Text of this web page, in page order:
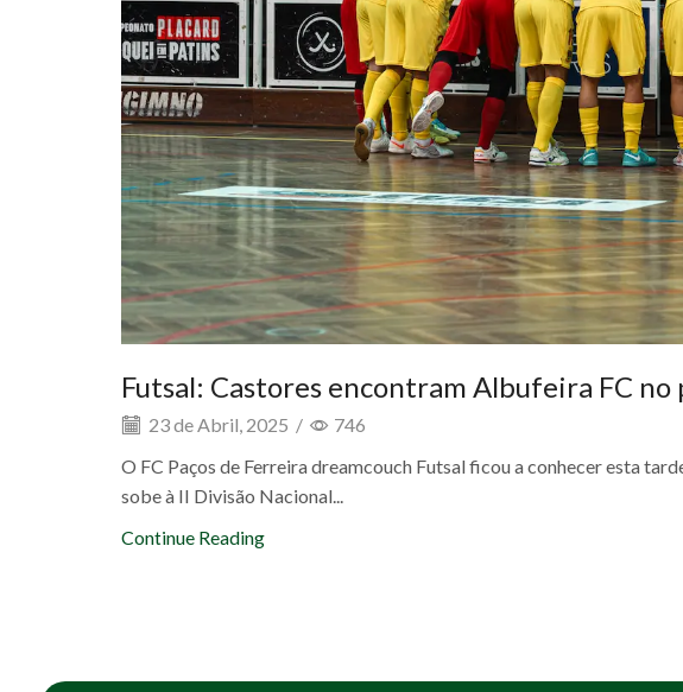
Futsal: Castores encontram Albufeira FC
23 de Abril, 2025 /
746
O FC Paços de Ferreira dreamcouch Futsal ficou a conhecer esta
sobe à II Divisão Nacional...
Continue Reading